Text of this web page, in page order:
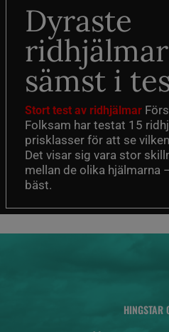
Dyraste
sämst i
Stort test av ridhjälmar
Folksam har testat 15
prisklasser för att se
Det visar sig vara stor
mellan de olika hjälmarna
bäst.
HINGSTAR